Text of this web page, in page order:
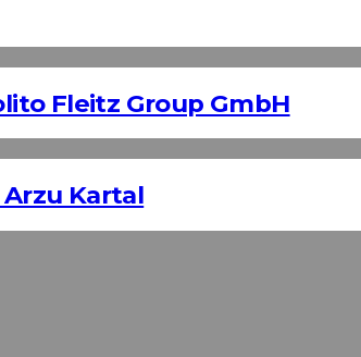
Fleitz Group GmbH
Kartal